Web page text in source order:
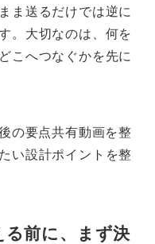
ま送るだけでは逆に
。大切なのは、何を
こへつなぐかを先に
の要点共有動画を整
い設計ポイントを整
前に、まず決